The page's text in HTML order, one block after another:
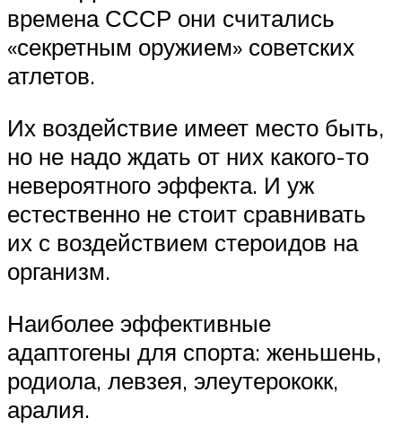
времена СССР они считались
«секретным оружием» советских
атлетов.
Их воздействие имеет место быть,
но не надо ждать от них какого-то
невероятного эффекта. И уж
естественно не стоит сравнивать
их с воздействием стероидов на
организм.
Наиболее эффективные
адаптогены для спорта: женьшень,
родиола, левзея, элеутерококк,
аралия.